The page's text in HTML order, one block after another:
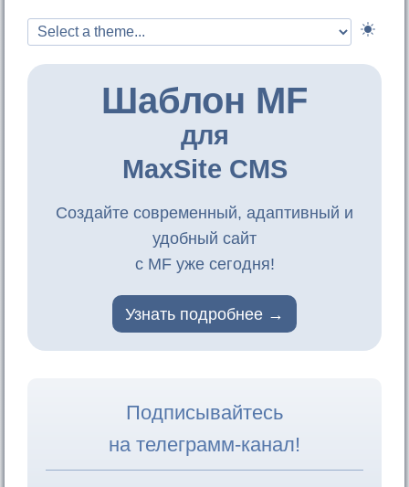
Шаблон MF
для
MaxSite CMS
Создайте современный, адаптивный и
удобный сайт
с MF уже сегодня!
Узнать подробнее
Подписывайтесь
на телеграмм-канал!